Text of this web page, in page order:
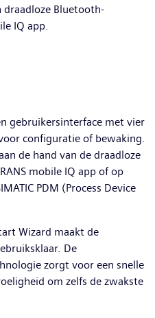
draadloze Bluetooth-
IQ app.
gebruikersinterface met vier
configuratie of bewaking.
de hand van de draadloze
mobile IQ app of op
PDM (Process Device
Wizard maakt de
De
zorgt voor een snelle
om zelfs de zwakste